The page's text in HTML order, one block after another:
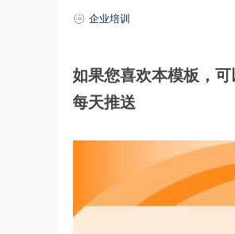
企业培训
如果您喜欢本模板，可
每天推送